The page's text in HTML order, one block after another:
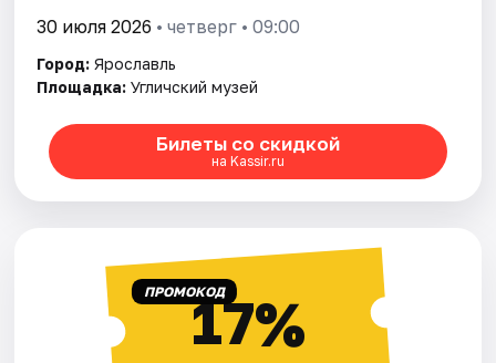
30 июля 2026 • четверг • 09:00
Город: Ярославль
Площадка: Угличский музей
Билеты со скидкой
на Kassir.ru
ПРОМОКОД17%